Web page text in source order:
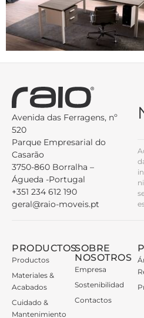
Avenida das Ferragens, nº
520
Parque Empresarial do
Casarão
3750-860 Borralha –
Águeda -Portugal
+351 234 612 190
geral@raio-moveis.pt
PRODUCTOS
Productos
Materiales &
Acabados
Cuidado &
Mantenimiento
SOBRE
NOSOTROS
Empresa
Sostenibilidad
Contactos